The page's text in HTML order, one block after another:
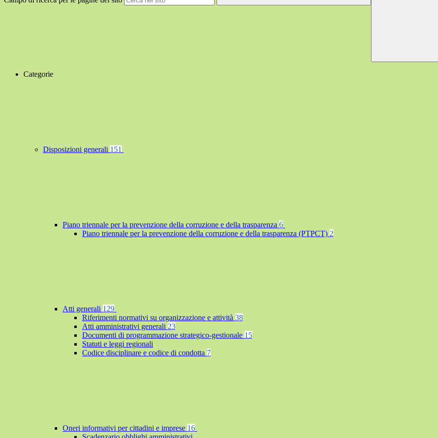
Categorie
Disposizioni generali 151
Piano triennale per la prevenzione della corruzione e della trasparenza 6
Piano triennale per la prevenzione della corruzione e della trasparenza (PTPCT) 2
Atti generali 129
Riferimenti normativi su organizzazione e attività 38
Atti amministrativi generali 23
Documenti di programmazione strategico-gestionale 15
Statuti e leggi regionali
Codice disciplinare e codice di condotta 7
Oneri informativi per cittadini e imprese 16